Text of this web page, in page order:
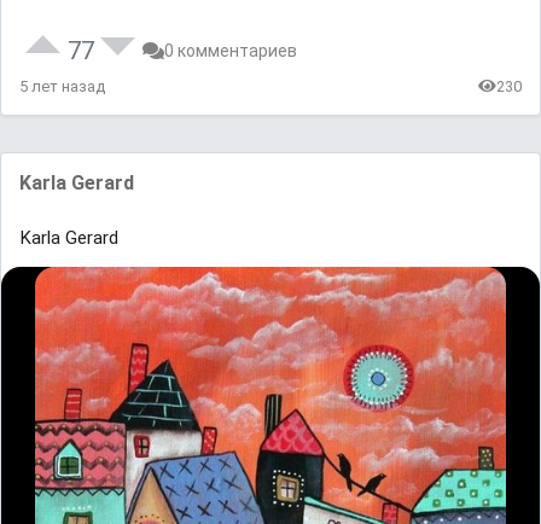
77 0 комментариев
5 лет назад 230
Karla Gerard
Karla Gerard